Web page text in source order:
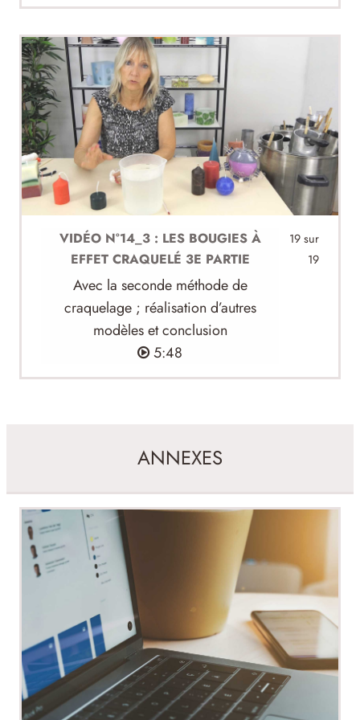
19 sur
19
VIDÉO N°14_3 : LES BOUGIES À
EFFET CRAQUELÉ 3E PARTIE
Avec la seconde méthode de
craquelage ; réalisation d’autres
modèles et conclusion
5:48
ANNEXES